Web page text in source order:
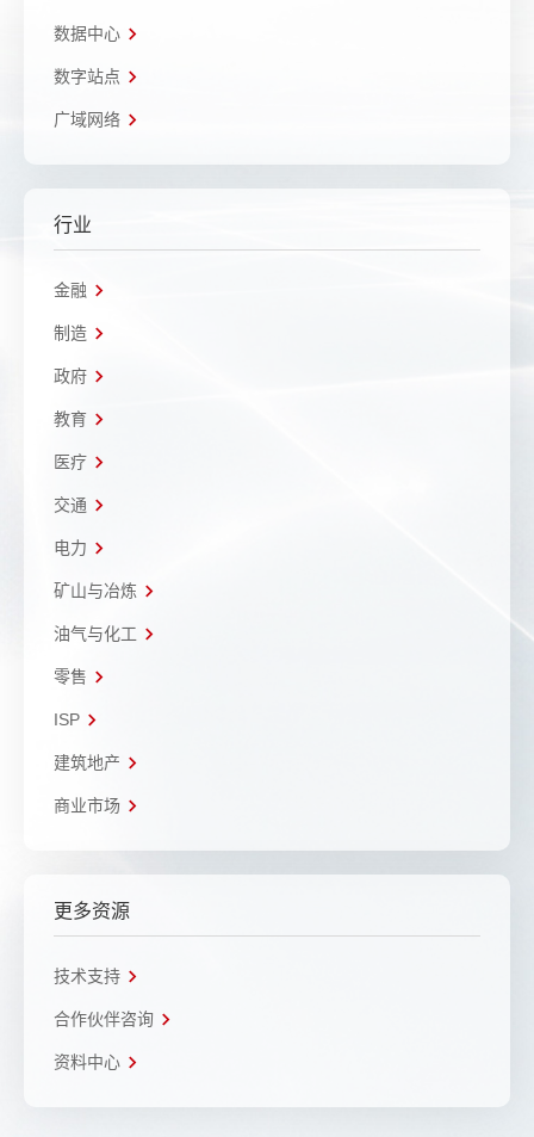
数据中心
数字站点
广域网络
行业
金融
制造
政府
教育
医疗
交通
电力
矿山与冶炼
油气与化工
零售
ISP
建筑地产
商业市场
更多资源
技术支持
合作伙伴咨询
资料中心